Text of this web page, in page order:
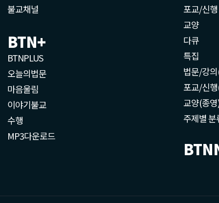
불교채널
BTN+
BTNPLUS
오늘의법문
마음울림
이야기불교
수행
MP3다운로드
포교/신행
교양
다큐
특집
법문/강
포교/신
교양(종
주제별 분